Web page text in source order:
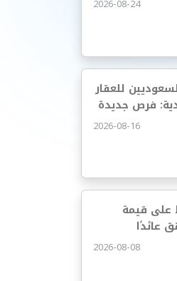
2026-08-24
للعقار
فرص جديدة
2026-08-16
على قيمة
عائدًا
2026-08-08